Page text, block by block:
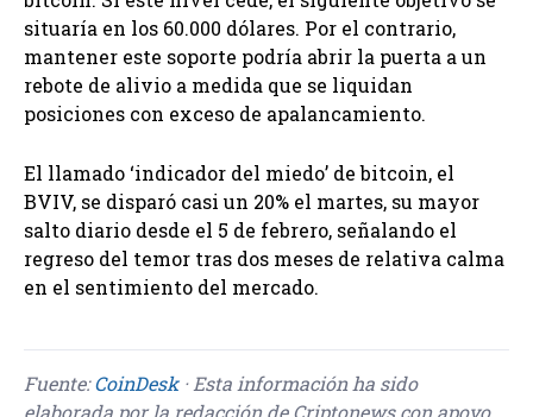
situaría en los 60.000 dólares. Por el contrario,
mantener este soporte podría abrir la puerta a un
rebote de alivio a medida que se liquidan
posiciones con exceso de apalancamiento.
El llamado ‘indicador del miedo’ de bitcoin, el
BVIV, se disparó casi un 20% el martes, su mayor
salto diario desde el 5 de febrero, señalando el
regreso del temor tras dos meses de relativa calma
en el sentimiento del mercado.
Fuente:CoinDesk· Esta información ha sido